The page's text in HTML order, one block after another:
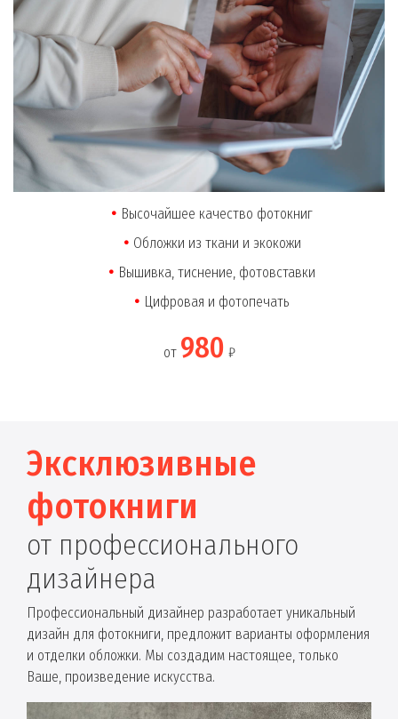
Высочайшее качество фотокниг
Обложки из ткани и экокожи
Вышивка, тиснение, фотовставки
Цифровая и фотопечать
от 980 ₽
Эксклюзивные
фотокниги
от профессионального
дизайнера
Профессиональный дизайнер разработает уникальный
дизайн для фотокниги, предложит варианты оформления
и отделки обложки. Мы создадим настоящее, только
Ваше, произведение искусства.